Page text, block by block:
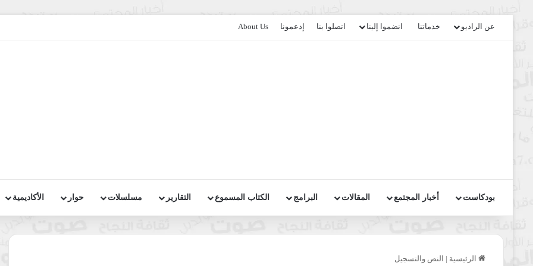
عن الراديو خدماتنا انضموا إلينا اتصلوا بنا إدعمونا About Us
بودكاست أخبار المجتمع المقالات البرامج الكتاب المسموع التقارير مسلسلات حوار الأكاديمية
الرئيسية | النص والتسجيل